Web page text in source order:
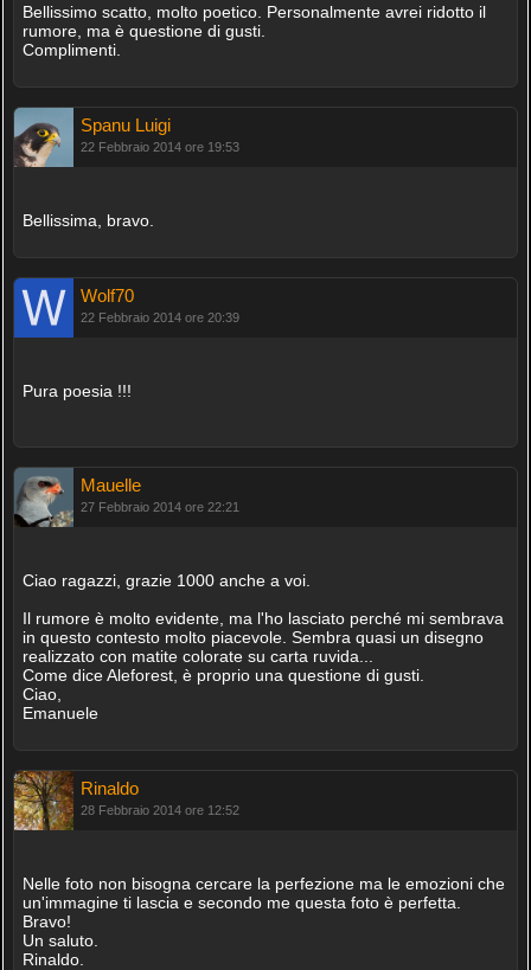
Bellissimo scatto, molto poetico. Personalmente avrei ridotto il
rumore, ma è questione di gusti.
Complimenti.
Spanu Luigi
22 Febbraio 2014 ore 19:53
Bellissima, bravo.
Wolf70
22 Febbraio 2014 ore 20:39
Pura poesia !!!
Mauelle
27 Febbraio 2014 ore 22:21
Ciao ragazzi, grazie 1000 anche a voi.
Il rumore è molto evidente, ma l'ho lasciato perché mi sembrava
in questo contesto molto piacevole. Sembra quasi un disegno
realizzato con matite colorate su carta ruvida...
Come dice Aleforest, è proprio una questione di gusti.
Ciao,
Emanuele
Rinaldo
28 Febbraio 2014 ore 12:52
Nelle foto non bisogna cercare la perfezione ma le emozioni che
un'immagine ti lascia e secondo me questa foto è perfetta.
Bravo!
Un saluto.
Rinaldo.